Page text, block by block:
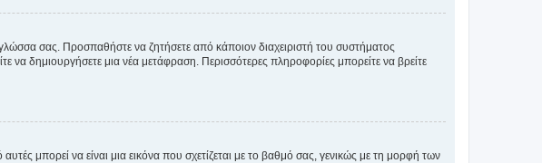
σας. Προσπαθήστε να ζητήσετε από κάποιον διαχειριστή του συστήματος
δημιουργήσετε μια νέα μετάφραση. Περισσότερες πληροφορίες μπορείτε να βρείτε
μπορεί να είναι μια εικόνα που σχετίζεται με το βαθμό σας, γενικώς με τη μορφή των